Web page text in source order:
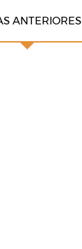
ANTERIORES